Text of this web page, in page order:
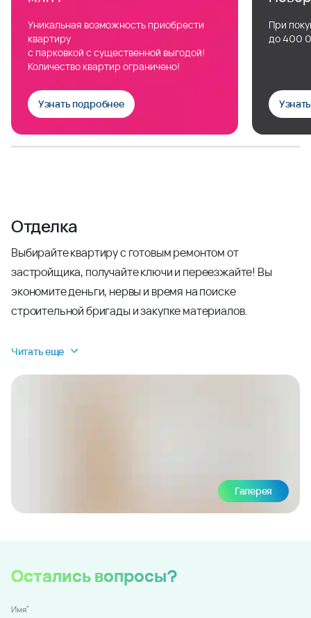
Уникальная возможность приобрести
квартиру
с парковкой с существенной выгодой!
Количество квартир ограничено!
Узнать подробнее
При
до 400
Отделка
Выбирайте квартиру с готовым ремонтом от
застройщика, получайте ключи и переезжайте! Вы
экономите деньги, нервы и время на поиске
строительной бригады и закупке материалов.
Читать еще
Галерея
Остались вопросы?
Имя*